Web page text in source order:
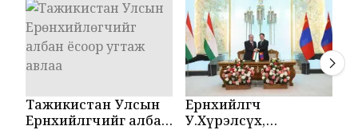
Тажикистан Улсын
Ерөнхийлөгчийг албан
Ерөнхийлөгч
У.Хүрэлсүх,